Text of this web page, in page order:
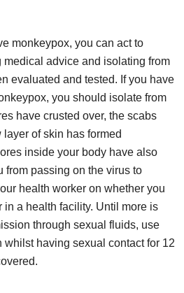
monkeypox, you can act to
medical advice and isolating from
evaluated and tested. If you have
you should isolate from
have crusted over, the scabs
of skin has formed
inside your body have also
from passing on the virus to
health worker on whether you
in a health facility. Until more is
through sexual fluids, use
whilst having sexual contact for 12